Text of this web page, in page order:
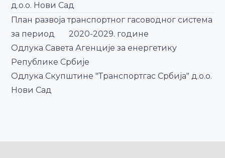
д.о.о. Нови Сад
План развоја транспортног гасоводног система
за период 2020-2029. године
Одлука Савета Агенције за енергетику
Републике Србије
Одлука Скупштине "Транспортгас Србија" д.о.о.
Нови Сад